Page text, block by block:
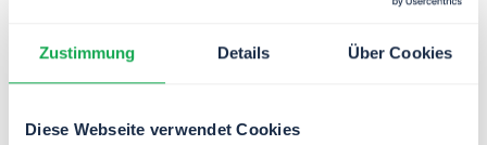
Zustimmung Details Über Cookies
Diese Webseite verwendet Cookies
Workflows eigenständig umsetzen willst, wir Dir aber
profitierst von unserem Wissenstransfer, Erfahrungen
stellen. Gestalte selbstständig Deine eigenen